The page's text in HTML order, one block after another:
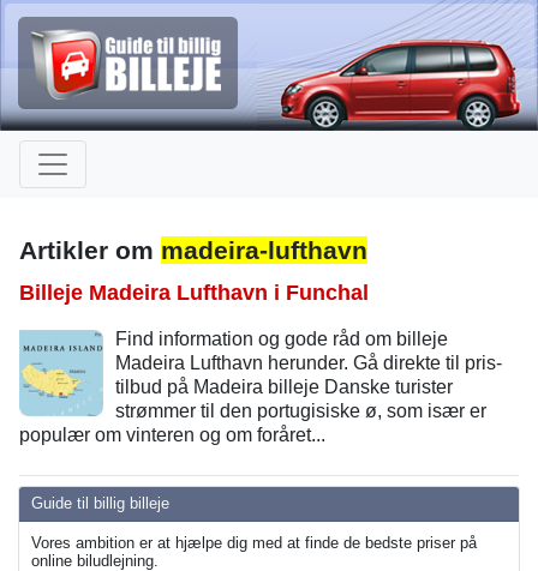
Guide til billig billeje
Vores ambition er at hjælpe dig med at finde de bedste priser på
online biludlejning.
Artikler om madeira-lufthavn
Billeje Madeira Lufthavn i Funchal
Find information og gode råd om billeje
Madeira Lufthavn herunder. Gå direkte til pris-
tilbud på Madeira billeje Danske turister
strømmer til den portugisiske ø, som især er
populær om vinteren og om foråret...